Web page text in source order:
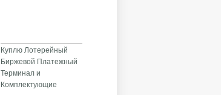
Куплю Лотерейный
Биржевой Платежный
Терминал и
Комплектующие